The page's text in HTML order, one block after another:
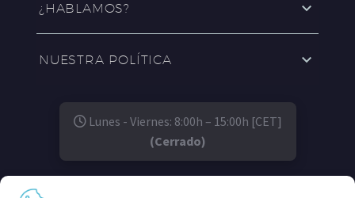
¿HABLAMOS?
NUESTRA POLÍTICA
Lunes - Viernes: 8:00h – 15:00h [CET]
(Cerrado)